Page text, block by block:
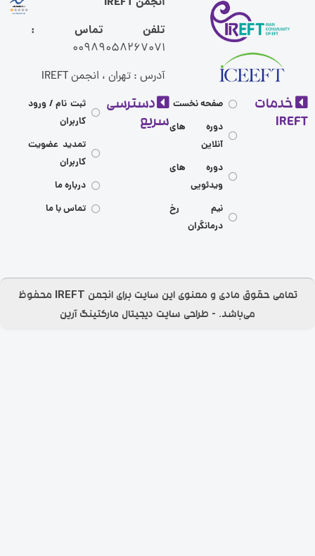
تلفن تماس :
00989058267071
آدرس : تهران ، انجمن IREFT
صفحه نخست
دوره های
دوره های
ویدئویی
نیم رخ
درمانگران
دسترسی
سریع
ثبت نام / ورود
تمدید عضویت
درباره ما
تماس با ما
تمامی حقوق مادی و معنوی این سایت برای انجمن IREFT محفوظ
می‌باشد.​ - طراحی سایتدیجیتال مارکتینگ آرین